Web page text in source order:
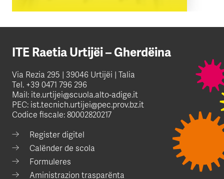
ITE Raetia Urtijëi – Gherdëina
Via Rezia 295 | 39046 Urtijëi | Talia
Tel. +39 0471 796 296
Mail: ite.urtijei@scuola.alto-adige.it
PEC: ist.tecnich.urtijei@pec.prov.bz.it
Codice fiscale: 80002820217
Register digitel
Calënder de scola
Formuleres
Aministrazion trasparënta